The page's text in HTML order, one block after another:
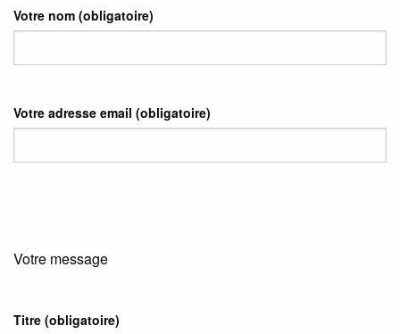
Votre nom (obligatoire)
Votre adresse email (obligatoire)
Votre message
Titre (obligatoire)